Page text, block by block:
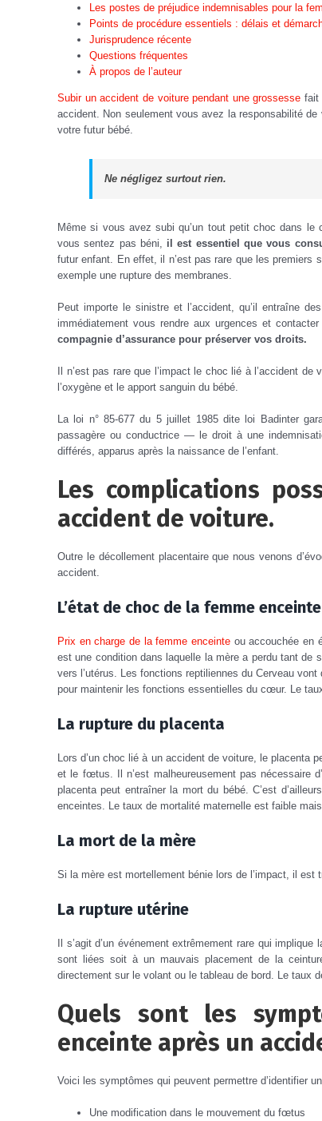
Les postes de préjudice indemnisables pour la
Points de procédure essentiels : délais et
Jurisprudence récente
Questions fréquentes
À propos de l’auteur
Subir un accident de voiture pendant une grossesse fait
accident. Non seulement vous avez la responsabilité
votre futur bébé.
Ne négligez surtout rien.
Même si vous avez subi qu’un tout petit choc dans le
vous sentez pas béni, il est essentiel que vous
futur enfant. En effet, il n’est pas rare que les premiers
exemple une rupture des membranes.
Peut importe le sinistre et l’accident, qu’il entraîne
immédiatement vous rendre aux urgences et
compagnie d’assurance pour préserver vos droits.
Il n’est pas rare que l’impact le choc lié à l’accident
l’oxygène et le apport sanguin du bébé.
La loi n° 85-677 du 5 juillet 1985 dite loi Badinter
passagère ou conductrice — le droit à une
différés, apparus après la naissance de l’enfant.
Les complications
accident de voiture.
Outre le décollement placentaire que nous venons
accident.
L’état de choc de la femme enceinte
Prix ​​en charge de la femme enceinteou accouchée en
est une condition dans laquelle la mère a perdu tant de
vers l’utérus. Les fonctions reptiliennes du Cerveau
pour maintenir les fonctions essentielles du cœur. Le
La rupture du placenta
Lors d’un choc lié à un accident de voiture, le placenta
et le fœtus. Il n’est malheureusement pas nécessaire
placenta peut entraîner la mort du bébé.C’est
enceintes. Le taux de mortalité maternelle est faible
La mort de la mère
Si la mère est mortellement bénie lors de l’impact, il est
La rupture utérine
Il s’agit d’un événement extrêmement rare qui implique
sont liées soit à un mauvais placement de la
directement sur le volant ou le tableau de bord. Le taux
Quels sont les
enceinte après un
Voici les symptômes qui peuvent permettre d’identifier
Une modification dans le mouvement du fœtus